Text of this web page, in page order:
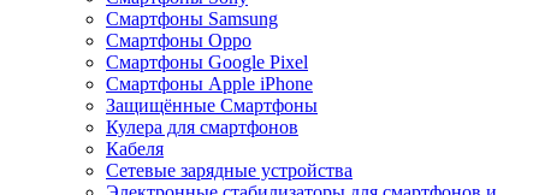
Смартфоны Samsung
Смартфоны Oppo
Смартфоны Google Pixel
Смартфоны Apple iPhone
Защищённые Смартфоны
Кулера для смартфонов
Кабеля
Сетевые зарядные устройства